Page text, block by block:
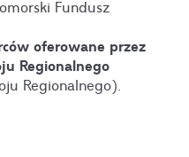
Fundusz
oferowane przez
Regionalnego
Regionalnego).